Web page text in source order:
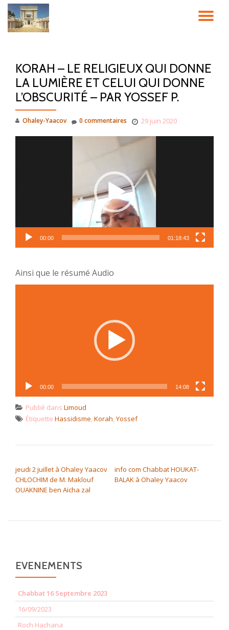
Aller
KORAH – LE RELIGIEUX QUI DONNE
LA LUMIÈRE ET CELUI QUI DONNE
L’OBSCURITÉ – PAR YOSSEF P.
Ohaley-Yaacov 29 juin 2020
0 commentaires
00:00 01:18:43
Ainsi que le résumé Audio
00:00 14:08
Publié dans Limoud
Étiquette Hassidisme Korah Yossef
jeudi 2 juillet à Ohaley Yaacov
CHLOCHIM de M. Maklouf
OUAKNINE ben Aïcha zal
info com Chabbat HOUKAT-
BALAK à Ohaley Yaacov
EVENEMENTS
Chabbat 16 Septembre 2023
16/09/2023
Roch Hachana